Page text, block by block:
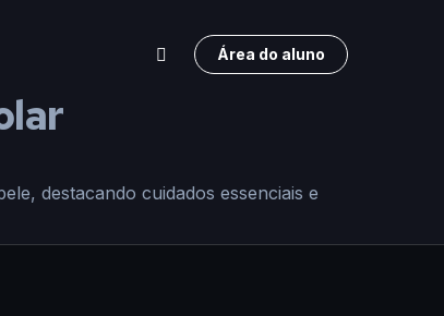
Área do aluno
destacando cuidados essenciais e